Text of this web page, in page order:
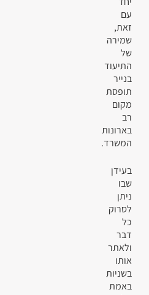
עם
זאת,
שמירה
של
התיעוד
בנייר
תופסת
מקום
רב
בארונות
המשרד.
בעידן
שבו
ניתן
לסרוק
כל
דבר
ולאתר
אותו
בשניות
באמת